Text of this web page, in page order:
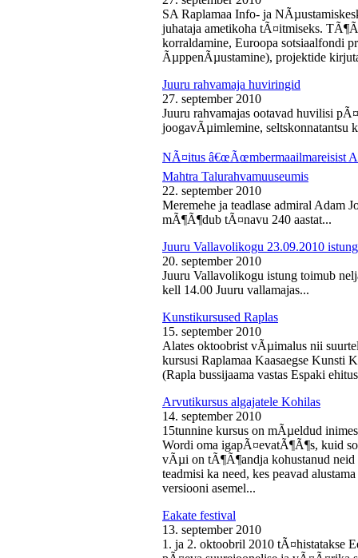
SA Raplamaa Info- ja
juhataja ametikoha tÃ¤itmiseks.
korraldamine, Euroopa sotsiaalfondi
ÃµppenÃµustamine), projektide
Juuru rahvamaja huviringid
27. september 2010
Juuru rahvamajas ootavad huvilisi
joogavÃµimlemine, seltskonnatantsu
NÃ¤itus â€œÃœmbermaailmareisist
Mahtra Talurahvamuuseumis
22. september 2010
Meremehe ja teadlase admiral Adam
mÃ¶Ã¶dub tÃ¤navu 240 aastat...
Juuru Vallavolikogu 23.09.2010 istung
20. september 2010
Juuru Vallavolikogu istung toimub
kell 14.00 Juuru vallamajas...
Kunstikursused Raplas
15. september 2010
Alates oktoobrist vÃµimalus nii
kursusi Raplamaa Kaasaegse Kunsti
(Rapla bussijaama vastas Espaki
Arvutikursus algajatele Kohilas
14. september 2010
15tunnine kursus on mÃµeldud
Wordi oma igapÃ¤evatÃ¶Ã¶s, kuid
vÃµi on tÃ¶Ã¶andja kohustanud neid
teadmisi ka need, kes peavad
versiooni asemel...
Eakate festival
13. september 2010
1. ja 2. oktoobril 2010 tÃ¤histatakse